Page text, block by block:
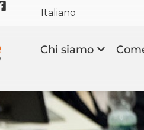
Italiano
Chi siamo